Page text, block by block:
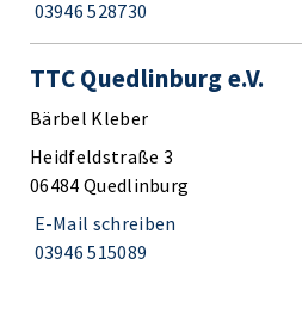
03946 528730
TTC Quedlinburg e.V.
Bärbel Kleber
Heidfeldstraße 3
06484 Quedlinburg
E-Mail schreiben
03946 515089